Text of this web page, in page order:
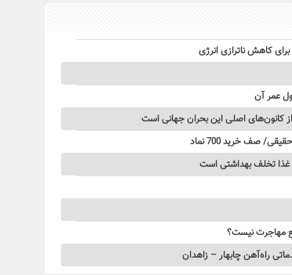
کاهش ناترازی انرژی
عمر آن
غذا تخلف بهداشتی است
مهاجرت نیست؟